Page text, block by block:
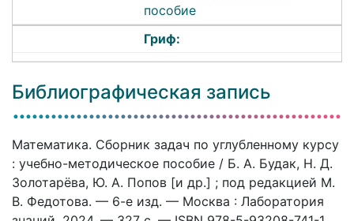
пособие
Гриф:
Библиографическая запись
Математика. Сборник задач по углубленному курсу
: учебно-методическое пособие / Б. А. Будак, Н. Д.
Золотарёва, Ю. А. Попов [и др.] ; под редакцией М.
В. Федотова. — 6-е изд. — Москва : Лаборатория